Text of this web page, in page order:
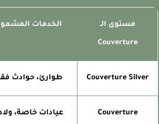
مستوى الـ
Couverture
الخدمات المشمولة
Couverture Silver طوارئ، حوادث فقط
Couverture عيادات خاصة، ولادة،